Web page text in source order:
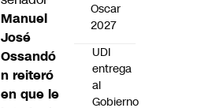
Manuel
José
Ossandó
n reiteró
en que le
Oscar
2027
UDI
entrega
al
Gobierno